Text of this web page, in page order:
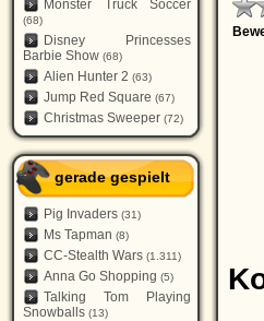
Monster Truck Soccer
(68)
Disney Princesses
Barbie Show (68)
Alien Hunter 2 (63)
Jump Red Square (67)
Christmas Sweeper (72)
gerade gespielt
Pig Invaders (31)
Ms Tapman (8)
CC-Stealth Wars (1.311)
Anna Go Shopping (5)
Talking Tom Playing
Snowballs (13)